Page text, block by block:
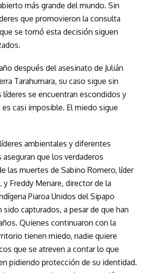
más grande del mundo. Sin
que promovieron la consulta
se tomó esta decisión siguen
después del asesinato de Julián
Tarahumara, su caso sigue sin
líderes se encuentran escondidos y
es casi imposible. El miedo sigue
ambientales y diferentes
que los verdaderos
las muertes de Sabino Romero, líder
y Freddy Menare, director de la
Piaroa Unidos del Sipapo
sido capturados, a pesar de que han
Quienes continuaron con la
tienen miedo, nadie quiere
que se atreven a contar lo que
pidiendo protección de su identidad.